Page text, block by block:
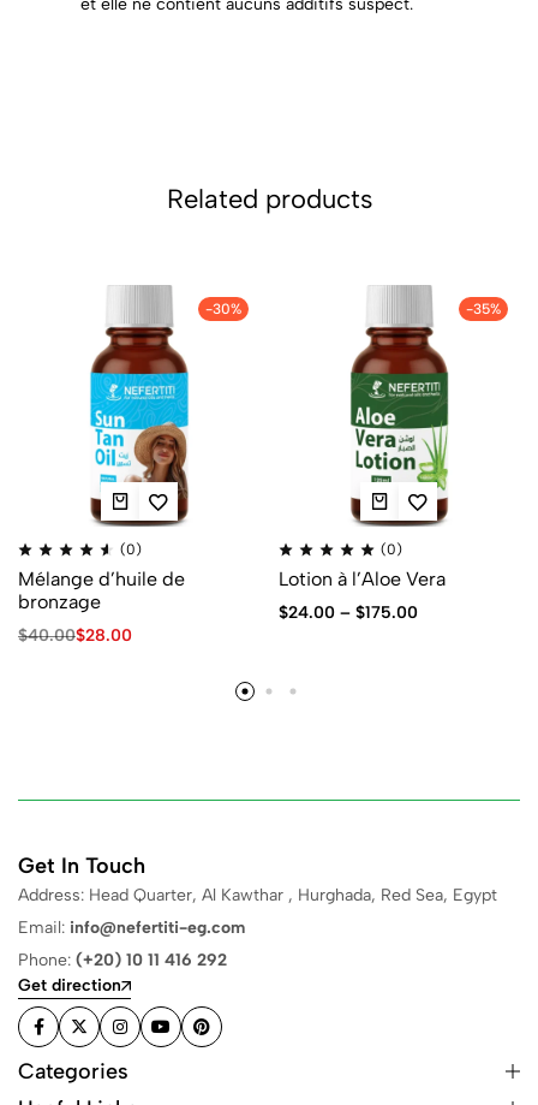
Related products
-30%
(0)
Mélange d’huile de
bronzage
$40.00$28.00
-35%
(0)
Lotion à l’Aloe Vera
$24.00– $175.00
Get In Touch
Address: Head Quarter, Al Kawthar , Hurghada, Red Sea, Egypt
Email: info@nefertiti-eg.com
Phone: (+20) 10 11 416 292
Get direction
Categories